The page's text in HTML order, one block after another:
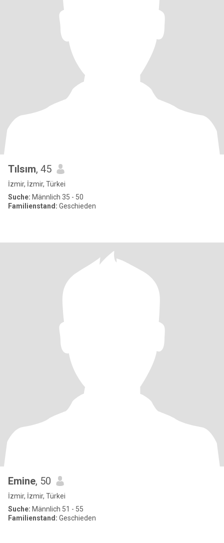
Tılsım, 45
İzmir, İzmir, Türkei
Suche: Männlich 35 - 50
Familienstand: Geschieden
Emine, 50
İzmir, İzmir, Türkei
Suche: Männlich 51 - 55
Familienstand: Geschieden